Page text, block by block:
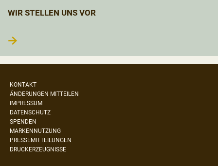
WIR STELLEN UNS VOR
→
DRUCKERZEUGNISSE
PRESSEMITTEILUNGEN
MARKENNUTZUNG
SPENDEN
DATENSCHUTZ
IMPRESSUM
ÄNDERUNGEN MITTEILEN
KONTAKT